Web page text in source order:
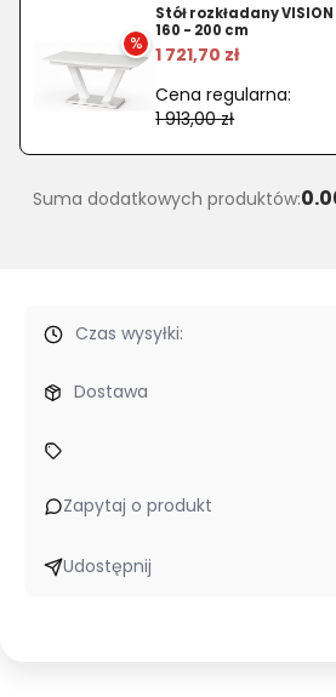
Krzesło
K211
do
jadalni
ekoskóra
%
Stół rozkładany VISION
160 - 200 cm
1 721,70 zł
Cena regularna:
1 913,00 zł
Suma dodatkowych produktów:
Czas wysyłki:
Dostawa
Zapytaj o produkt
Udostępnij